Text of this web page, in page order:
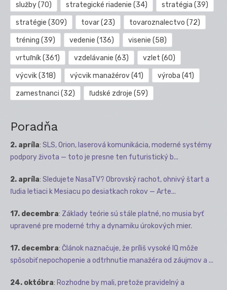
služby(70) strategické riadenie (34) stratégia (39)
stratégie (309) tovar(23) tovaroznalectvo (72)
tréning (39) vedenie (136) visenie (58)
vrtuľník(361) vzdelávanie (63) vzlet (60)
výcvik(318) výcvik manažérov(41) výroba (41)
zamestnanci (32) ľudské zdroje (59)
Poradňa
2. apríla: SLS, Orion, laserová komunikácia, moderné systémy
podpory života — toto je presne ten futuristický b...
2. apríla: Sledujete NasaTV? Obrovský rachot, ohnivý štart a
ľudia letiaci k Mesiacu po desiatkach rokov — Arte...
17. decembra: Základy teórie sú stále platné, no musia byť
upravené pre moderné trhy a dynamiku úrokových mier.
17. decembra: Článok naznačuje, že príliš vysoké IQ môže
spôsobiť nepochopenie a odtrhnutie manažéra od záujmov a ...
24. októbra: Rozhodne by mali, pretože pravidelný a